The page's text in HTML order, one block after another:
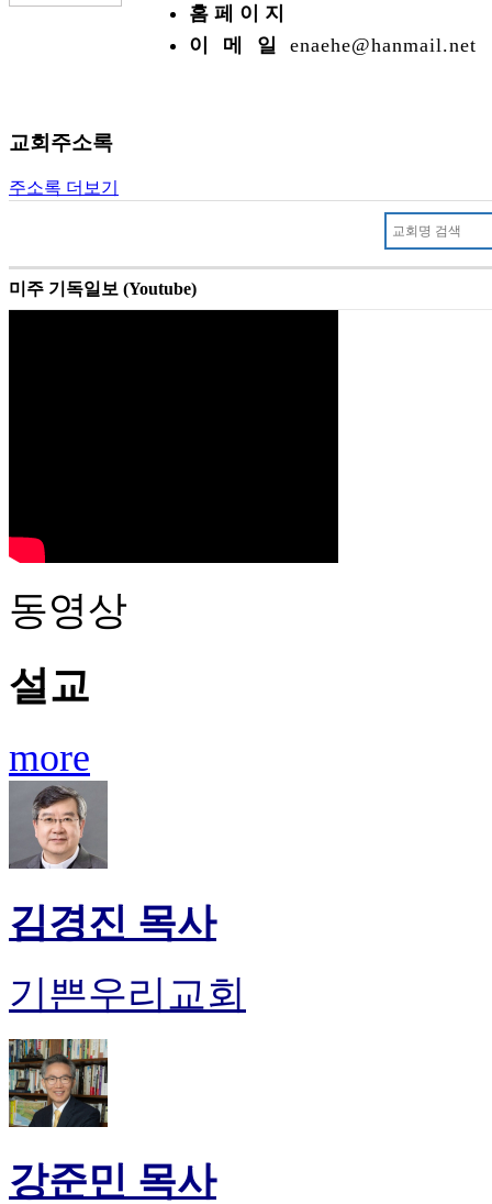
홈 페 이 지
이 메 일
enaehe@hanmail.net
교회주소록
주소록 더보기
미주 기독일보 (Youtube)
동영상
설교
more
김경진 목사
기쁜우리교회
강준민 목사